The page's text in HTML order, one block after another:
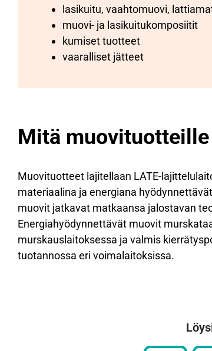
lasikuitu, vaahtomuovi,
muovi- ja lasikuitukomposiitit
kumiset tuotteet
vaaralliset jätteet
Mitä
Muovituotteet lajitellaan LATE-
materiaalina ja energiana
muovit jatkavat matkaansa jalostavan
Energiahyödynnettävät muovit
murskauslaitoksessa ja valmis
tuotannossa eri voimalaitoksissa.